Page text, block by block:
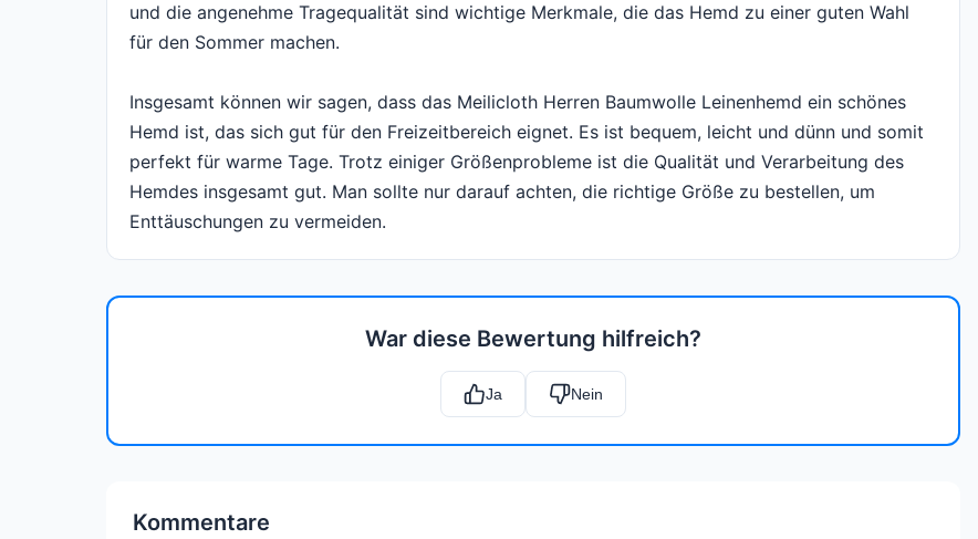
und die angenehme Tragequalität sind wichtige Merkmale, die das Hemd zu einer guten Wahl
für den Sommer machen.
Insgesamt können wir sagen, dass das Meilicloth Herren Baumwolle Leinenhemd ein schönes
Hemd ist, das sich gut für den Freizeitbereich eignet. Es ist bequem, leicht und dünn und somit
perfekt für warme Tage. Trotz einiger Größenprobleme ist die Qualität und Verarbeitung des
Hemdes insgesamt gut. Man sollte nur darauf achten, die richtige Größe zu bestellen, um
Enttäuschungen zu vermeiden.
War diese Bewertung hilfreich?
Ja Nein
Kommentare